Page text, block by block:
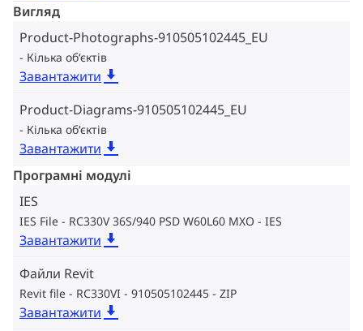
Вигляд
Product-Photographs-910505102445_EU
Кілька об‘єктів
Завантажити
Product-Diagrams-910505102445_EU
Кілька об‘єктів
Завантажити
Програмні модулі
IES
IES File - RC330V 36S/940 PSD W60L60 MXO IES
Завантажити
Файли Revit
Revit file - RC330VI - 910505102445 ZIP
Завантажити